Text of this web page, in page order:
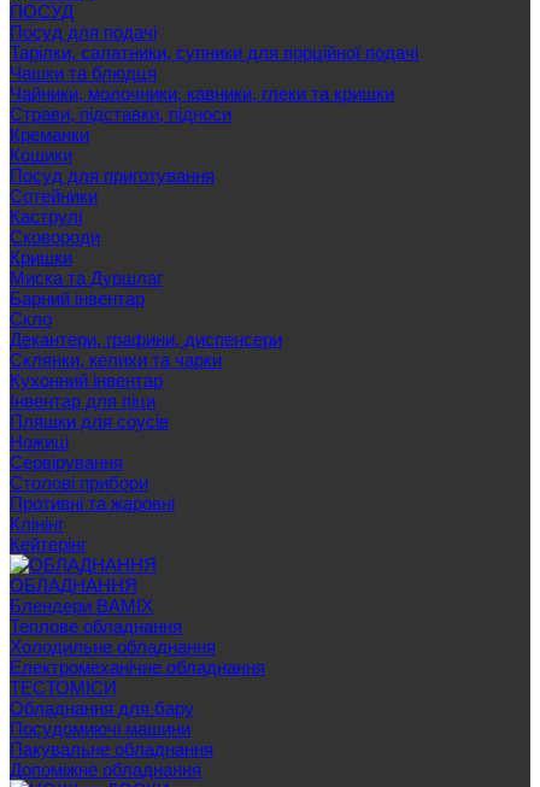
ПОСУД
Посуд для подачі
Тарілки, салатники, супники для порційної подачі
Чашки та блюдця
Чайники, молочники, кавники, глеки та кришки
Страви, підставки, підноси
Креманки
Кошики
Посуд для приготування
Сотейники
Каструлі
Сковороди
Кришки
Миска та Дуршлаг
Барний інвентар
Скло
Декантери, графини, диспенсери
Склянки, келихи та чарки
Кухонний інвентар
Інвентар для піци
Пляшки для соусів
Ножиці
Сервірування
Cтолові прибори
Противні та жаровні
Клінінг
Кейтерінг
ОБЛАДНАННЯ
Блендери BAMIX
Теплове обладнання
Холодильне обладнання
Електромеханічне обладнання
ТЕСТОМІСИ
Обладнання для бару
Посудомиючі машини
Пакувальне обладнання
Допоміжне обладнання